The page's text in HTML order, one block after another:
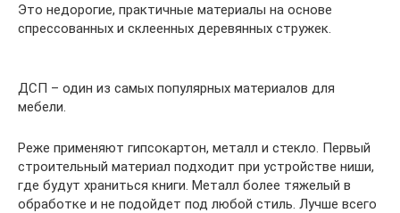
Это недорогие, практичные материалы на основе
спрессованных и склеенных деревянных стружек.
ДСП – один из самых популярных материалов для
мебели.
Реже применяют гипсокартон, металл и стекло. Первый
строительный материал подходит при устройстве ниши,
где будут храниться книги. Металл более тяжелый в
обработке и не подойдет под любой стиль. Лучше всего